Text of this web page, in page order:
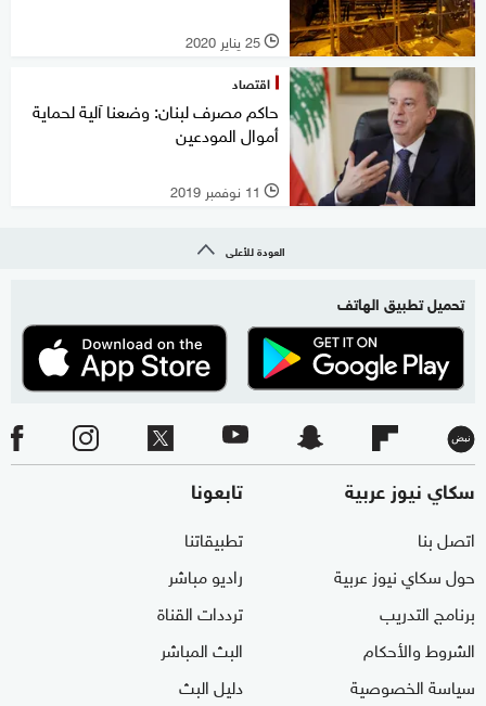
l 25 يناير 2020
اقتصاد
حاكم مصرف لبنان: وضعنا آلية لحماية
أموال المودعين
l 11 نوفمبر 2019
العودة للأعلى
تحميل تطبيق الهاتف
سكاي نيوز عربية
اتصل بنا
حول سكاي نيوز عربية
برنامج التدريب
الشروط والأحكام
سياسة الخصوصية
تابعونا
تطبيقاتنا
راديو مباشر
ترددات القناة
البث المباشر
دليل البث